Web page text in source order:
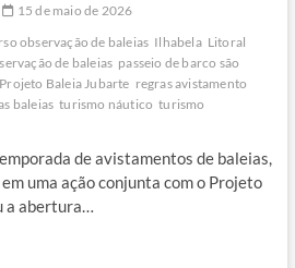
15 de maio de 2026
observação de baleias Ilhabela Litoral
de baleias passeio de barco são
Projeto Baleia Jubarte regras avistamento
baleias turismo náutico turismo
de avistamentos de baleias,
uma ação conjunta com o Projeto
abertura…